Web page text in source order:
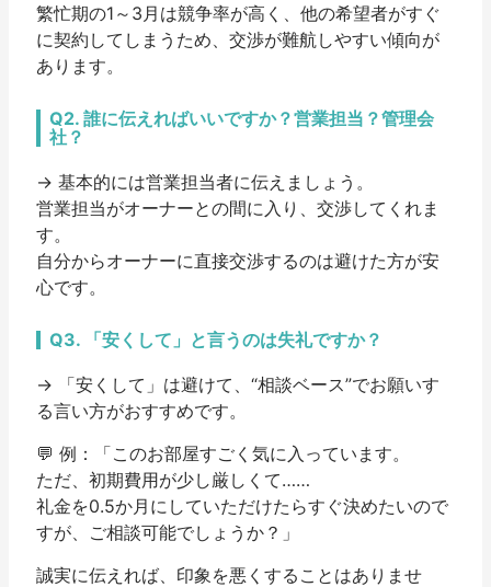
繁忙期の1～3月は競争率が高く、他の希望者がすぐ
に契約してしまうため、交渉が難航しやすい傾向が
あります。
Q2. 誰に伝えればいいですか？営業担当？管理会
社？
→ 基本的には営業担当者に伝えましょう。
営業担当がオーナーとの間に入り、交渉してくれま
す。
自分からオーナーに直接交渉するのは避けた方が安
心です。
Q3. 「安くして」と言うのは失礼ですか？
→ 「安くして」は避けて、 “相談ベース”でお願いす
る言い方がおすすめです。
💬 例：「このお部屋すごく気に入っています。
ただ、初期費用が少し厳しくて……
礼金を0.5か月にしていただけたらすぐ決めたいので
すが、ご相談可能でしょうか？」
誠実に伝えれば、印象を悪くすることはありませ